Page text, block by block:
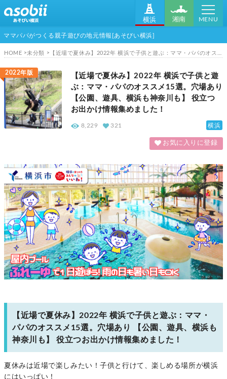
横浜 湘南 MENU
ママパパがつくる親子遊びの地元情報[あそびい横浜]
HOME 未分類 【近場で夏休み】2022年 横浜で子供と遊ぶ：ママ・パパのオススメ15選。穴場あり 【公園、遊具、横浜も神奈川も】 役立つお出かけ情報集めました！
2022年版
【近場で夏休み】2022年 横浜で子供と遊
ぶ：ママ・パパのオススメ15選。穴場あり
【公園、遊具、横浜も神奈川も】 役立つ
お出かけ情報集めました！
横浜
8,229 321
お気に入りに登録
【近場で夏休み】2022年 横浜で子供と遊ぶ：ママ・
パパのオススメ15選。穴場あり 【公園、遊具、横浜も
神奈川も】 役立つお出かけ情報集めました！
夏休みは近場で楽しみたい！子供と行けて、楽しめる場所が横浜
にはいっぱい！